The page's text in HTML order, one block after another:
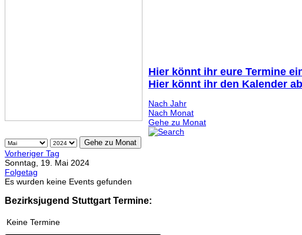
Hier könnt ihr eure Termine
Hier könnt ihr den Kalender
Nach Jahr
Nach Monat
Gehe zu Monat
Gehe zu Monat
Vorheriger Tag
Sonntag, 19. Mai 2024
Folgetag
Es wurden keine Events gefunden
Bezirksjugend Stuttgart Termine:
Keine Termine